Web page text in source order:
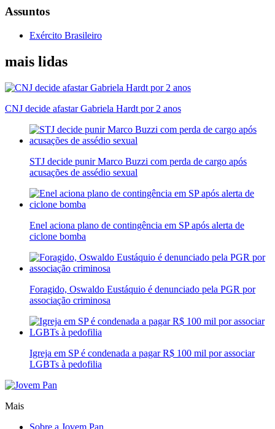
Assuntos
Exército Brasileiro
mais lidas
CNJ decide afastar Gabriela Hardt por 2 anos
STJ decide punir Marco Buzzi com perda de cargo após
acusações de assédio sexual
Enel aciona plano de contingência em SP após alerta de
ciclone bomba
Foragido, Oswaldo Eustáquio é denunciado pela PGR por
associação criminosa
Igreja em SP é condenada a pagar R$ 100 mil por associar
LGBTs à pedofilia
Mais
Sobre a Jovem Pan